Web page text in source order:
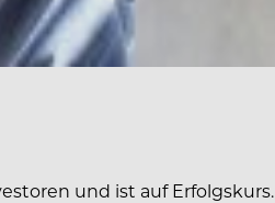
und ist auf Erfolgskurs.